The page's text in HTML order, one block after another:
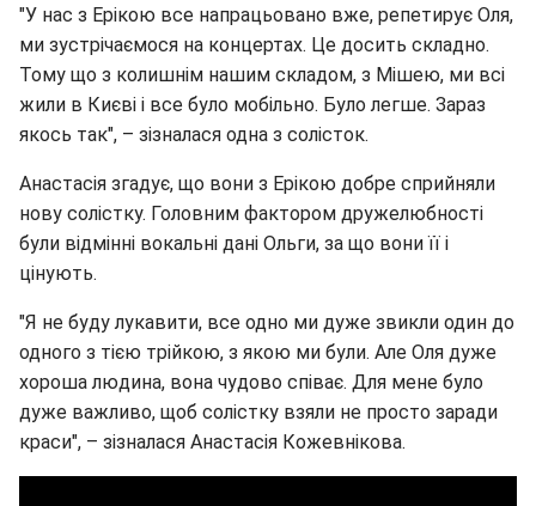
"У нас з Ерікою все напрацьовано вже, репетирує Оля,
ми зустрічаємося на концертах. Це досить складно.
Тому що з колишнім нашим складом, з Мішею, ми всі
жили в Києві і все було мобільно. Було легше. Зараз
якось так", – зізналася одна з солісток.
Анастасія згадує, що вони з Ерікою добре сприйняли
нову солістку. Головним фактором дружелюбності
були відмінні вокальні дані Ольги, за що вони її і
цінують.
"Я не буду лукавити, все одно ми дуже звикли один до
одного з тією трійкою, з якою ми були. Але Оля дуже
хороша людина, вона чудово співає. Для мене було
дуже важливо, щоб солістку взяли не просто заради
краси", – зізналася Анастасія Кожевнікова.